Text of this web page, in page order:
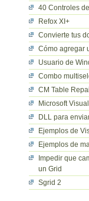
40 Controles
Refox XI+
Convierte tus
Cómo agregar
Usuario de
Combo
CM Table
Microsoft
DLL para
Ejemplos de
Ejemplos de
Impedir que
un Grid
Sgrid 2